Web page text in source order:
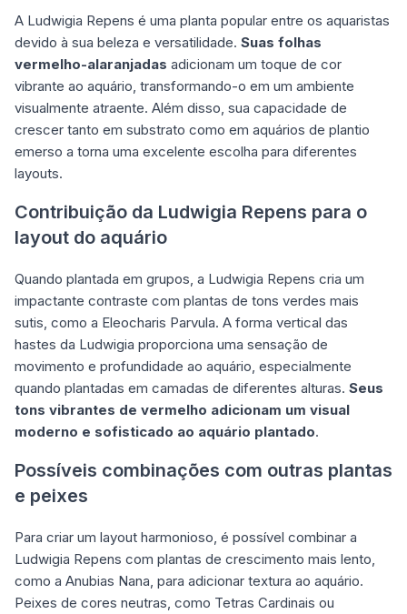
A Ludwigia Repens é uma planta popular entre os aquaristas
devido à sua beleza e versatilidade. Suas folhas
vermelho-alaranjadas adicionam um toque de cor
vibrante ao aquário, transformando-o em um ambiente
visualmente atraente. Além disso, sua capacidade de
crescer tanto em substrato como em aquários de plantio
emerso a torna uma excelente escolha para diferentes
layouts.
Contribuição da Ludwigia Repens para o
layout do aquário
Quando plantada em grupos, a Ludwigia Repens cria um
impactante contraste com plantas de tons verdes mais
sutis, como a Eleocharis Parvula. A forma vertical das
hastes da Ludwigia proporciona uma sensação de
movimento e profundidade ao aquário, especialmente
quando plantadas em camadas de diferentes alturas. Seus
tons vibrantes de vermelho adicionam um visual
moderno e sofisticado ao aquário plantado.
Possíveis combinações com outras plantas
e peixes
Para criar um layout harmonioso, é possível combinar a
Ludwigia Repens com plantas de crescimento mais lento,
como a Anubias Nana, para adicionar textura ao aquário.
Peixes de cores neutras, como Tetras Cardinais ou